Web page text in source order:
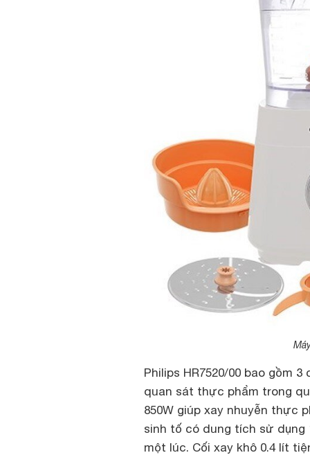
Philips HR7520/00 bao gồm
quan sát thực phẩm trong
850W giúp xay nhuyễn thực
sinh tố có dung tích sử
một lúc. Cối xay khô 0.4 lít